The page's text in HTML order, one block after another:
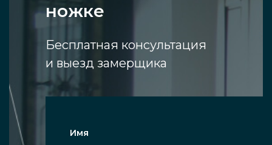
ножке
Бесплатная консультация
и выезд замерщика